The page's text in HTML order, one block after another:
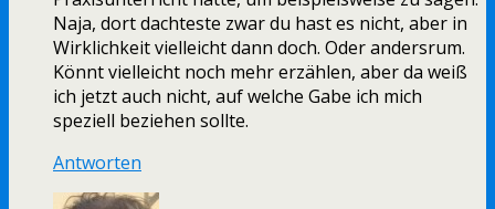
Naja, dort dachteste zwar du hast es nicht, aber in
Wirklichkeit vielleicht dann doch. Oder andersrum.
Könnt vielleicht noch mehr erzählen, aber da weiß
ich jetzt auch nicht, auf welche Gabe ich mich
speziell beziehen sollte.
Antworten